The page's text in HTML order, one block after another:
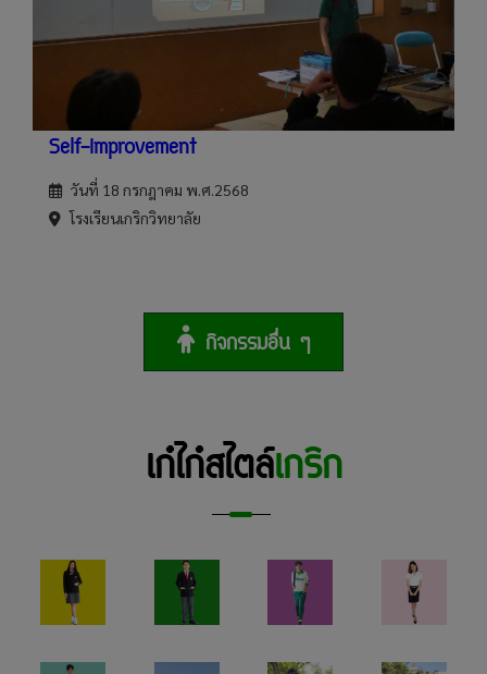
Self-Improvement
วันที่ 18 กรกฎาคม พ.ศ.2568
โรงเรียนเกริกวิทยาลัย
กิจกรรมอื่น ๆ
เก๋ไก๋สไตล์เกริก